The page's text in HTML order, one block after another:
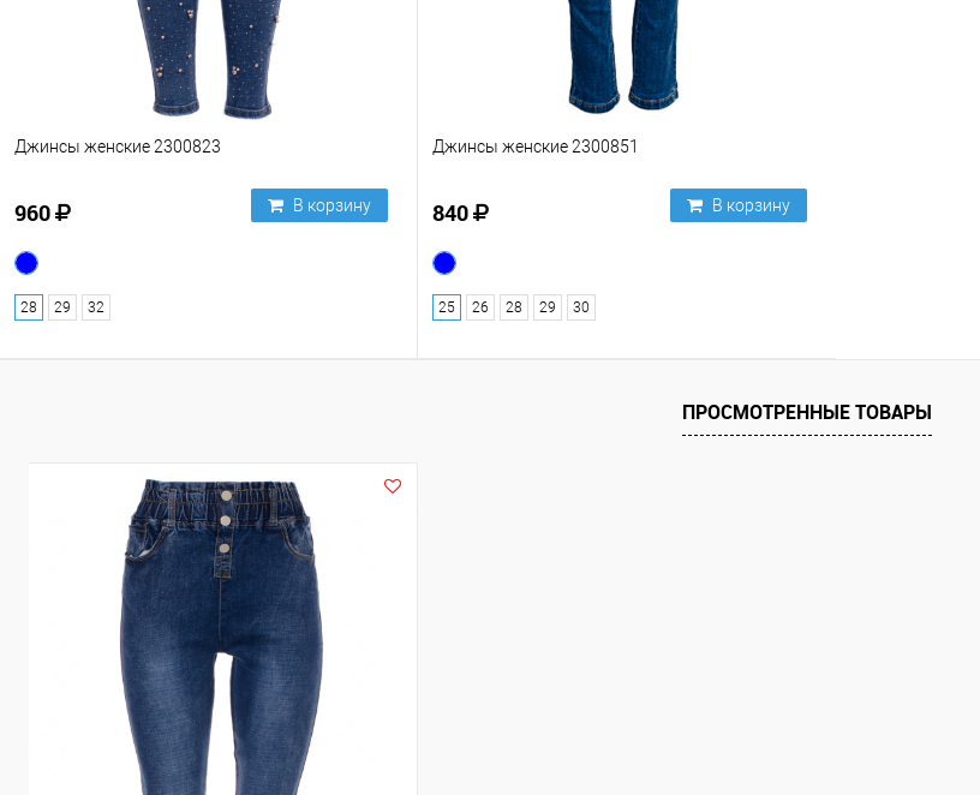
Джинсы женские 2300823
960 В корзину
28 29 32
Джинсы женские 2300851
840 В корзину
25 26 28 29 30
ПРОСМОТРЕННЫЕ ТОВАРЫ